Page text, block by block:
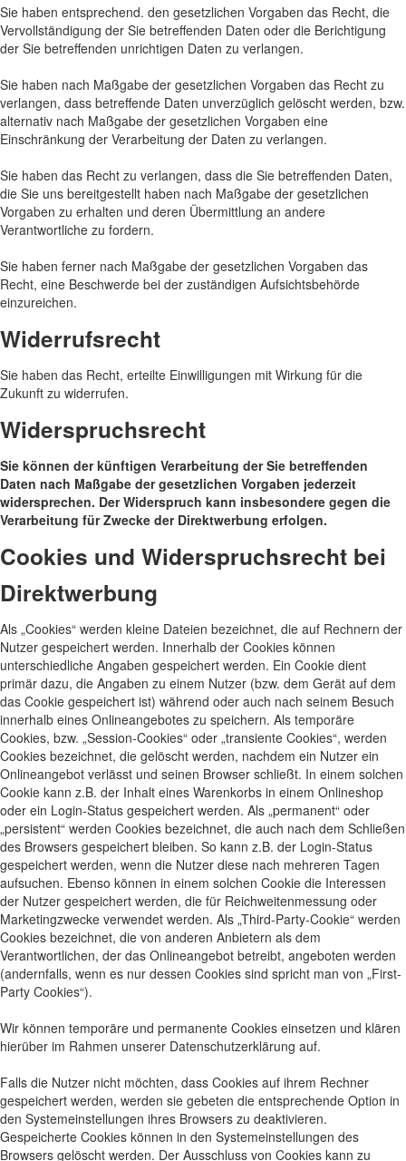
Sie haben entsprechend. den gesetzlichen Vorgaben das Recht, die
Vervollständigung der Sie betreffenden Daten oder die Berichtigung
der Sie betreffenden unrichtigen Daten zu verlangen.
Sie haben nach Maßgabe der gesetzlichen Vorgaben das Recht zu
verlangen, dass betreffende Daten unverzüglich gelöscht werden, bzw.
alternativ nach Maßgabe der gesetzlichen Vorgaben eine
Einschränkung der Verarbeitung der Daten zu verlangen.
Sie haben das Recht zu verlangen, dass die Sie betreffenden Daten,
die Sie uns bereitgestellt haben nach Maßgabe der gesetzlichen
Vorgaben zu erhalten und deren Übermittlung an andere
Verantwortliche zu fordern.
Sie haben ferner nach Maßgabe der gesetzlichen Vorgaben das
Recht, eine Beschwerde bei der zuständigen Aufsichtsbehörde
einzureichen.
Widerrufsrecht
Sie haben das Recht, erteilte Einwilligungen mit Wirkung für die
Zukunft zu widerrufen.
Widerspruchsrecht
Sie können der künftigen Verarbeitung der Sie betreffenden
Daten nach Maßgabe der gesetzlichen Vorgaben jederzeit
widersprechen. Der Widerspruch kann insbesondere gegen die
Verarbeitung für Zwecke der Direktwerbung erfolgen.
Cookies und Widerspruchsrecht bei
Direktwerbung
Als „Cookies“ werden kleine Dateien bezeichnet, die auf Rechnern der
Nutzer gespeichert werden. Innerhalb der Cookies können
unterschiedliche Angaben gespeichert werden. Ein Cookie dient
primär dazu, die Angaben zu einem Nutzer (bzw. dem Gerät auf dem
das Cookie gespeichert ist) während oder auch nach seinem Besuch
innerhalb eines Onlineangebotes zu speichern. Als temporäre
Cookies, bzw. „Session-Cookies“ oder „transiente Cookies“, werden
Cookies bezeichnet, die gelöscht werden, nachdem ein Nutzer ein
Onlineangebot verlässt und seinen Browser schließt. In einem solchen
Cookie kann z.B. der Inhalt eines Warenkorbs in einem Onlineshop
oder ein Login-Status gespeichert werden. Als „permanent“ oder
„persistent“ werden Cookies bezeichnet, die auch nach dem Schließen
des Browsers gespeichert bleiben. So kann z.B. der Login-Status
gespeichert werden, wenn die Nutzer diese nach mehreren Tagen
aufsuchen. Ebenso können in einem solchen Cookie die Interessen
der Nutzer gespeichert werden, die für Reichweitenmessung oder
Marketingzwecke verwendet werden. Als „Third-Party-Cookie“ werden
Cookies bezeichnet, die von anderen Anbietern als dem
Verantwortlichen, der das Onlineangebot betreibt, angeboten werden
(andernfalls, wenn es nur dessen Cookies sind spricht man von „First-
Party Cookies“).
Wir können temporäre und permanente Cookies einsetzen und klären
hierüber im Rahmen unserer Datenschutzerklärung auf.
Falls die Nutzer nicht möchten, dass Cookies auf ihrem Rechner
gespeichert werden, werden sie gebeten die entsprechende Option in
den Systemeinstellungen ihres Browsers zu deaktivieren.
Gespeicherte Cookies können in den Systemeinstellungen des
Browsers gelöscht werden. Der Ausschluss von Cookies kann zu